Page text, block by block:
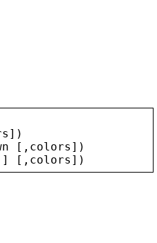
])
[, colors ])
] [, colors ])